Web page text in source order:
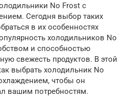
No Frost с
Сегодня выбор таких
в их особенностях
холодильников No
и способностью
свежесть продуктов. В этой
выбрать холодильник No
чтобы он
вашим потребностям.